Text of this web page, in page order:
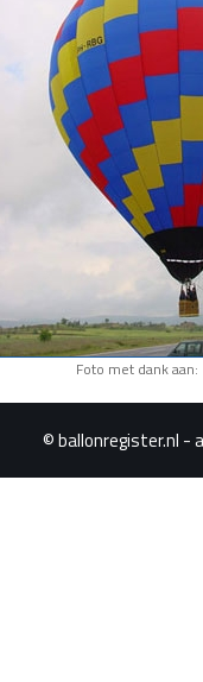
Foto met dank
© ballonregister.nl -